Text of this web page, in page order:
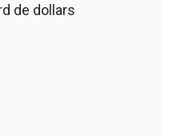
de dollars